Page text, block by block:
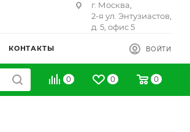
г. Москва,
2-я ул. Энтузиастов,
д. 5, офис 5
КОНТАКТЫ ВОЙТИ
0 0 0